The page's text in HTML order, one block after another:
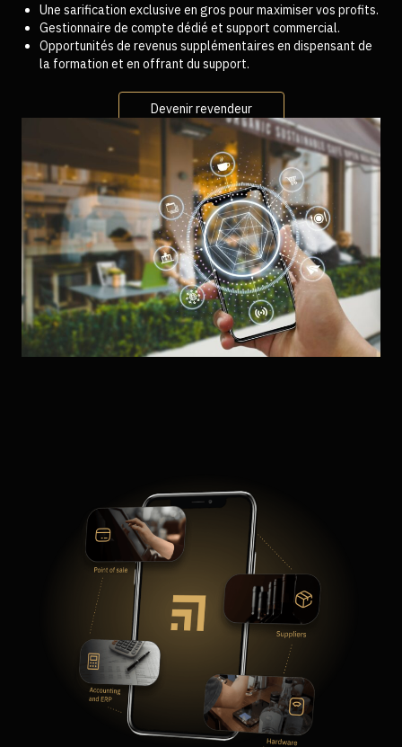
Une sarification exclusive en gros pour maximiser vos profits.
Gestionnaire de compte dédié et support commercial.
Opportunités de revenus supplémentaires en dispensant de
la formation et en offrant du support.
Devenir revendeur